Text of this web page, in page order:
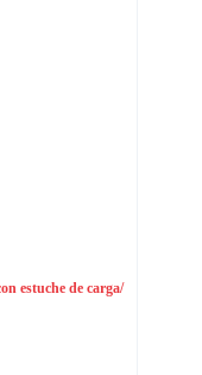
estuche de carga/